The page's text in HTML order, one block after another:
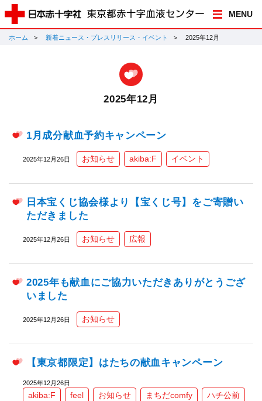
MENU
ホーム 新着ニュース・プレスリリース・イベント 2025年12月
2025年12月
1月成分献血予約キャンペーン
2025年12月26日 お知らせ akiba:F イベント
日本宝くじ協会様より【宝くじ号】をご寄贈い
ただきました
2025年12月26日 お知らせ 広報
2025年も献血にご協力いただきありがとうござ
いました
2025年12月26日 お知らせ
【東京都限定】はたちの献血キャンペーン
2025年12月26日
akiba:F feel お知らせ まちだcomfy
ハチ公前